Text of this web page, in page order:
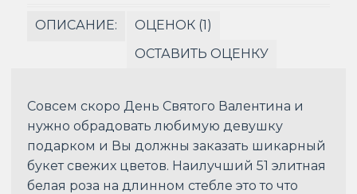
ОПИСАНИЕ:
ОЦЕНОК (1)
ОСТАВИТЬ ОЦЕНКУ
Совсем скоро День Святого Валентина и
нужно обрадовать любимую девушку
подарком и Вы должны заказать шикарный
букет свежих цветов. Наилучший 51 элитная
белая роза на длинном стебле это то что